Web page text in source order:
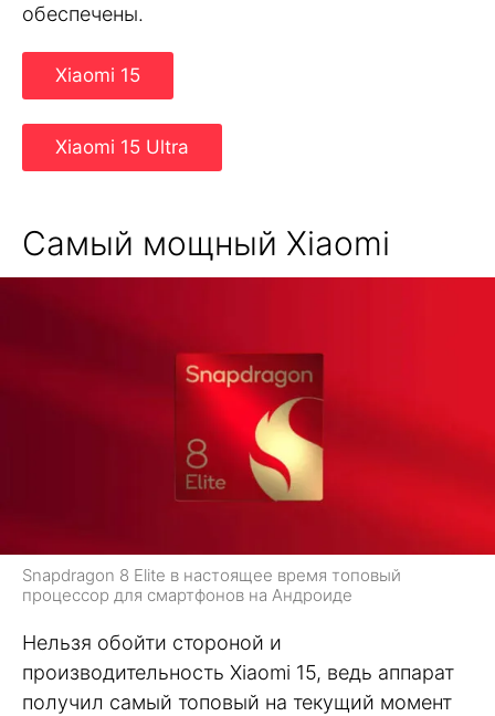
обеспечены.
Xiaomi 15
Xiaomi 15 Ultra
Самый мощный Xiaomi
Snapdragon 8 Elite в настоящее время топовый
процессор для смартфонов на Андроиде
Нельзя обойти стороной и
производительность Xiaomi 15, ведь аппарат
получил самый топовый на текущий момент